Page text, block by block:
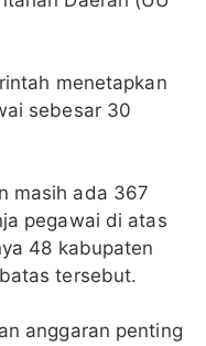
menetapkan
sebesar 30
masih ada 367
pegawai di atas
48 kabupaten
tersebut.
anggaran penting